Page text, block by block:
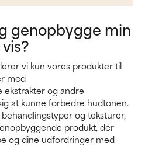
genopbygge min
vi kun vores produkter til
med
og andre
at kunne forbedre hudtonen.
og teksturer,
produkt, der
og dine udfordringer med